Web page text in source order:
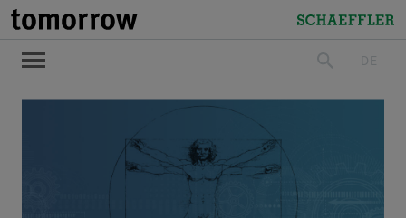
tomorrow
Schaeffler
suchenDE